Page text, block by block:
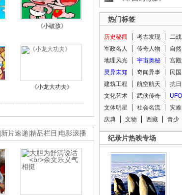
《小破孩》
《小龙大功夫》
新片速递 精品栏目 电影滚播
热门标签
历史秘闻 考古发现 二战
军政名人
传奇人物 自然
地理风光
宇宙奥秘 宫殿
灵异未知
奇闻异事 民国
建筑工程
航空航天 抗日
文化艺术
武侠传奇 UFO
文体明星
社会名流 灾难
庆典
文物 西藏 青少
纪录片热映专场